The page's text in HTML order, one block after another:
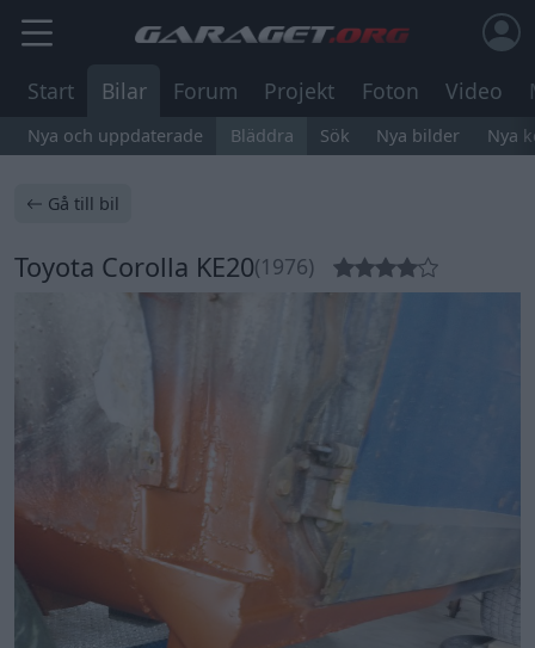
Start Bilar Forum Projekt Foton Video
Nya och uppdaterade Bläddra Sök Nya bilder Nya
Gå till bil
Toyota Corolla KE20(1976)